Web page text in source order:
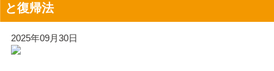
と復帰法
2025年09月30日